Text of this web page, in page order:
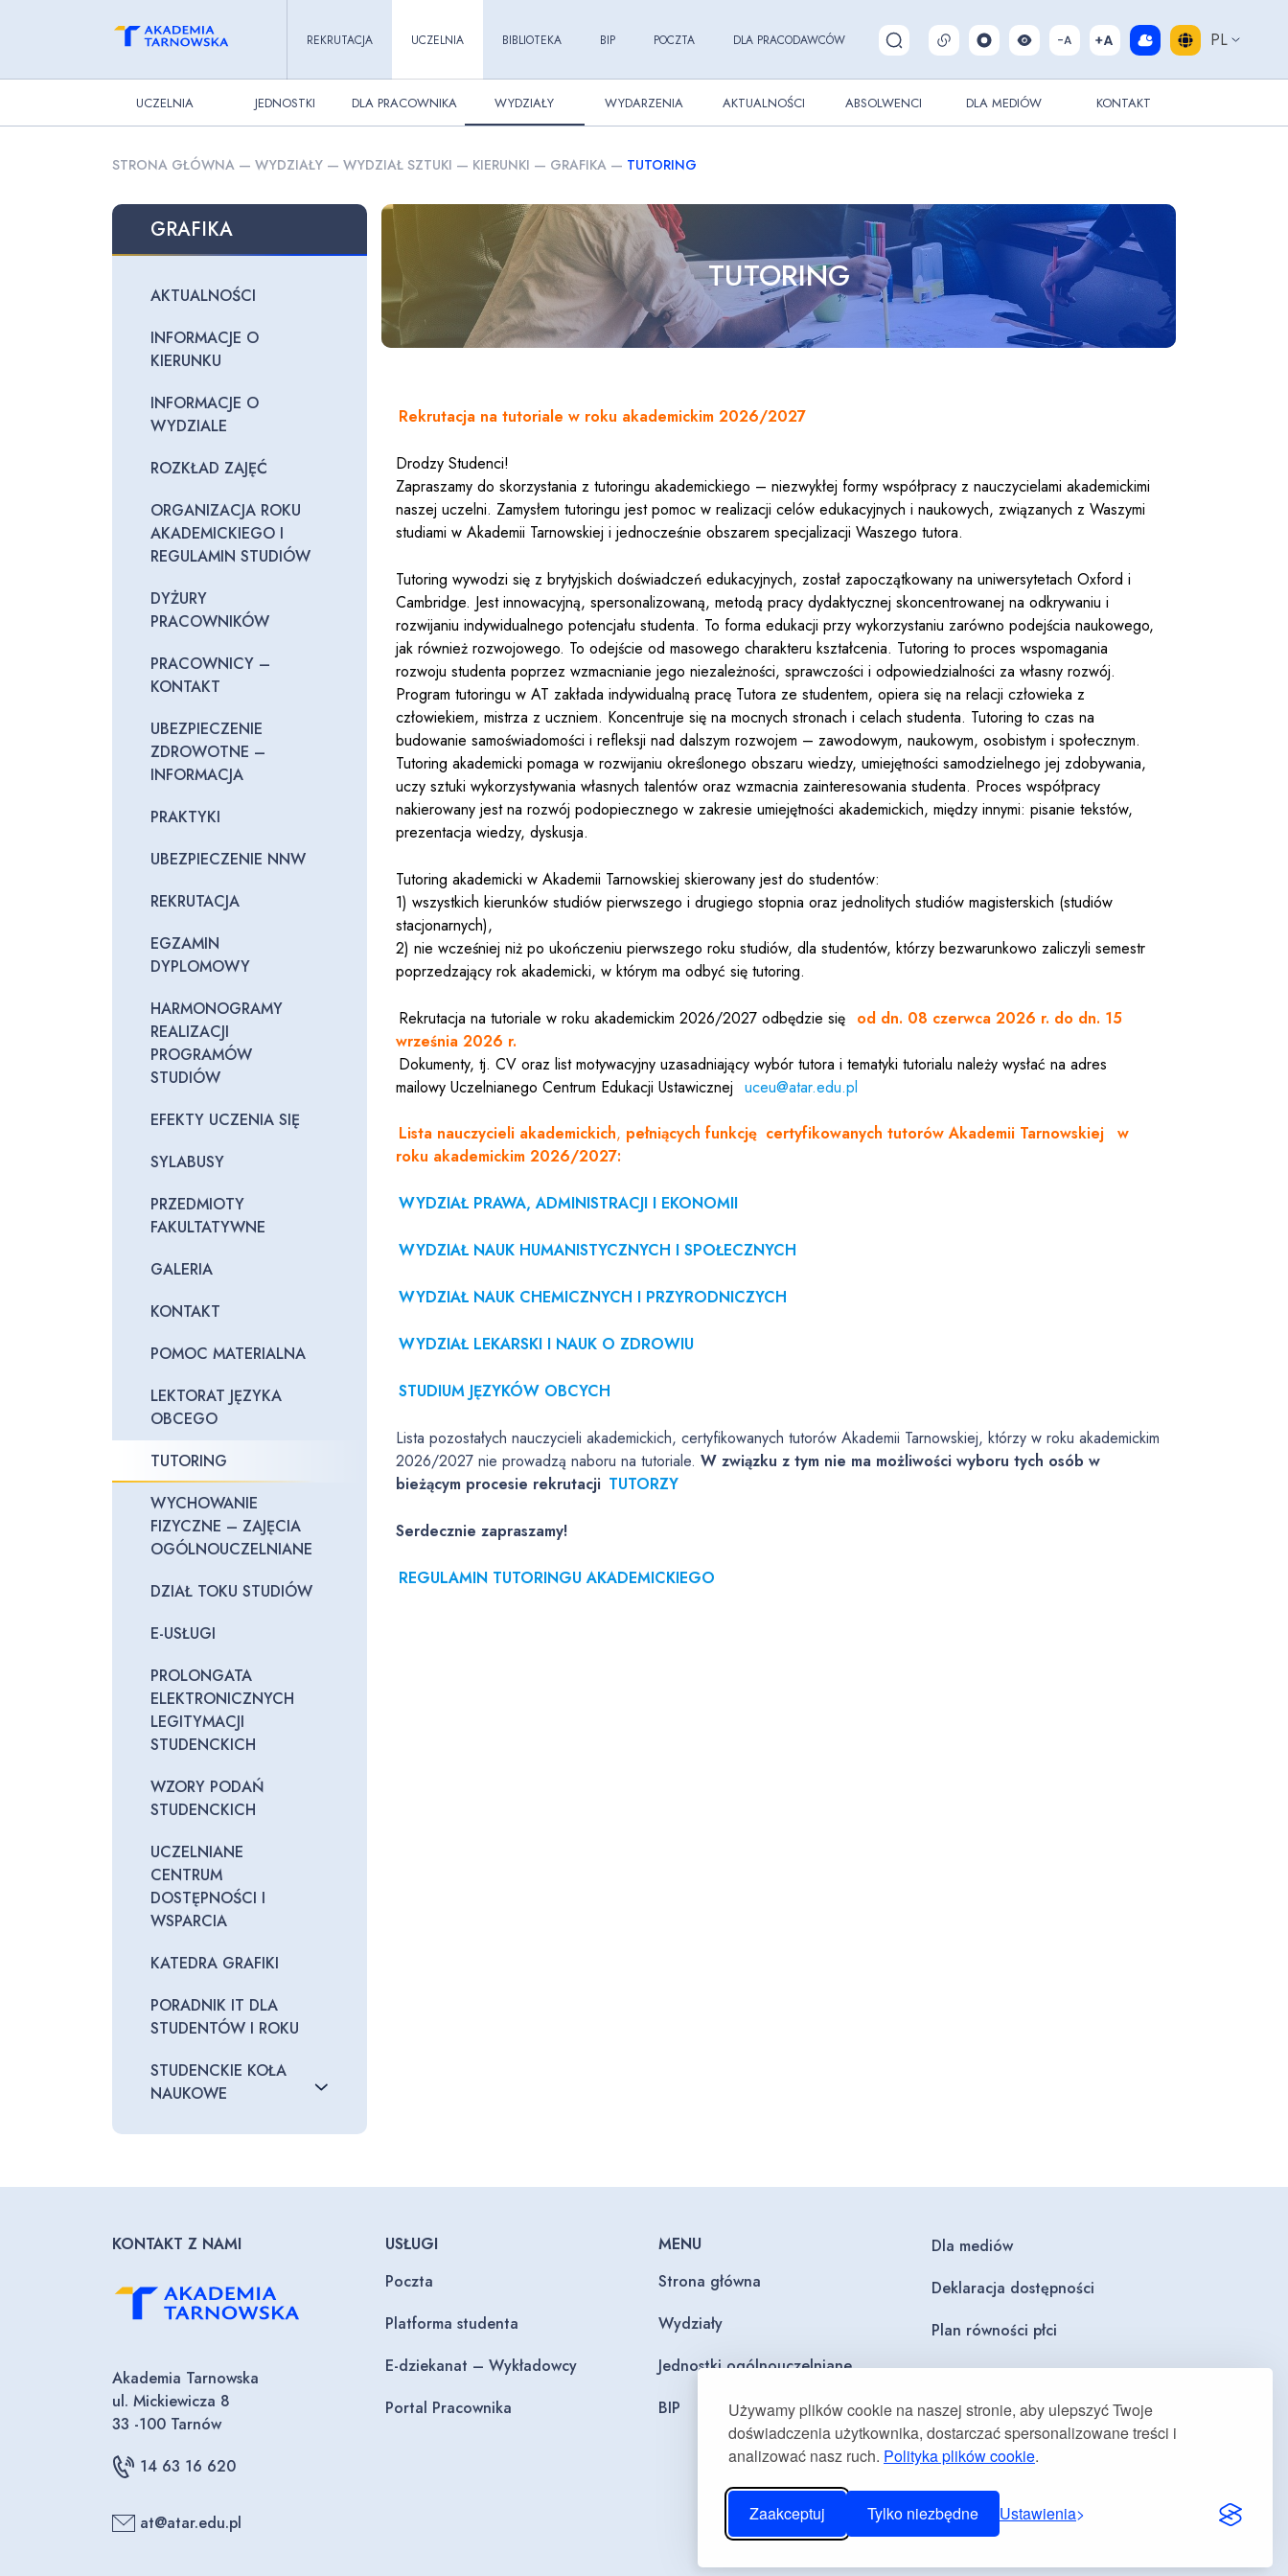
Używamy plików cookie na naszej stronie, aby ulepszyć Twoje
doświadczenia użytkownika, dostarczać spersonalizowane treści i
analizować nasz ruch. Polityka plików cookie.
Zaakceptuj Tylko niezbędne Ustawienia
REKRUTACJA UCZELNIA BIBLIOTEKA BIP POCZTA DLA PRACODAWCÓW Pokaż/ukryj wyszukiwarkę PL
UCZELNIA JEDNOSTKI DLA PRACOWNIKA WYDZIAŁY WYDARZENIA AKTUALNOŚCI ABSOLWENCI DLA MEDIÓW KONTAKT
STRONA GŁÓWNA — WYDZIAŁY — WYDZIAŁ SZTUKI — KIERUNKI — GRAFIKA — TUTORING
GRAFIKA
AKTUALNOŚCI
INFORMACJE O
KIERUNKU
INFORMACJE O
WYDZIALE
ROZKŁAD ZAJĘĆ
ORGANIZACJA ROKU
AKADEMICKIEGO I
REGULAMIN STUDIÓW
DYŻURY
PRACOWNIKÓW
PRACOWNICY –
KONTAKT
UBEZPIECZENIE
ZDROWOTNE –
INFORMACJA
PRAKTYKI
UBEZPIECZENIE NNW
REKRUTACJA
EGZAMIN
DYPLOMOWY
HARMONOGRAMY
REALIZACJI
PROGRAMÓW
STUDIÓW
EFEKTY UCZENIA SIĘ
SYLABUSY
PRZEDMIOTY
FAKULTATYWNE
GALERIA
KONTAKT
POMOC MATERIALNA
LEKTORAT JĘZYKA
OBCEGO
TUTORING
WYCHOWANIE
FIZYCZNE – ZAJĘCIA
OGÓLNOUCZELNIANE
DZIAŁ TOKU STUDIÓW
E-USŁUGI
PROLONGATA
ELEKTRONICZNYCH
LEGITYMACJI
STUDENCKICH
WZORY PODAŃ
STUDENCKICH
UCZELNIANE
CENTRUM
DOSTĘPNOŚCI I
WSPARCIA
KATEDRA GRAFIKI
PORADNIK IT DLA
STUDENTÓW I ROKU
STUDENCKIE KOŁA
NAUKOWE
TUTORING
Rekrutacja na tutoriale w roku akademickim 2026/2027
Drodzy Studenci!
Zapraszamy do skorzystania z tutoringu akademickiego – niezwykłej formy współpracy z nauczycielami akademickimi
naszej uczelni. Zamysłem tutoringu jest pomoc w realizacji celów edukacyjnych i naukowych, związanych z Waszymi
studiami w Akademii Tarnowskiej i jednocześnie obszarem specjalizacji Waszego tutora.
Tutoring wywodzi się z brytyjskich doświadczeń edukacyjnych, został zapoczątkowany na uniwersytetach Oxford i
Cambridge. Jest innowacyjną, spersonalizowaną, metodą pracy dydaktycznej skoncentrowanej na odkrywaniu i
rozwijaniu indywidualnego potencjału studenta. To forma edukacji przy wykorzystaniu zarówno podejścia naukowego,
jak również rozwojowego. To odejście od masowego charakteru kształcenia. Tutoring to proces wspomagania
rozwoju studenta poprzez wzmacnianie jego niezależności, sprawczości i odpowiedzialności za własny rozwój.
Program tutoringu w AT zakłada indywidualną pracę Tutora ze studentem, opiera się na relacji człowieka z
człowiekiem, mistrza z uczniem. Koncentruje się na mocnych stronach i celach studenta. Tutoring to czas na
budowanie samoświadomości i refleksji nad dalszym rozwojem – zawodowym, naukowym, osobistym i społecznym.
Tutoring akademicki pomaga w rozwijaniu określonego obszaru wiedzy, umiejętności samodzielnego jej zdobywania,
uczy sztuki wykorzystywania własnych talentów oraz wzmacnia zainteresowania studenta. Proces współpracy
nakierowany jest na rozwój podopiecznego w zakresie umiejętności akademickich, między innymi: pisanie tekstów,
prezentacja wiedzy, dyskusja.
Tutoring akademicki w Akademii Tarnowskiej skierowany jest do studentów:
1) wszystkich kierunków studiów pierwszego i drugiego stopnia oraz jednolitych studiów magisterskich (studiów
stacjonarnych),
2) nie wcześniej niż po ukończeniu pierwszego roku studiów, dla studentów, którzy bezwarunkowo zaliczyli semestr
poprzedzający rok akademicki, w którym ma odbyć się tutoring.
Rekrutacja na tutoriale w roku akademickim 2026/2027 odbędzie się od dn. 08 czerwca 2026 r. do dn. 15
września 2026 r.
Dokumenty, tj. CV oraz list motywacyjny uzasadniający wybór tutora i tematyki tutorialu należy wysłać na adres
mailowy Uczelnianego Centrum Edukacji Ustawicznej uceu@atar.edu.pl
Lista nauczycieli akademickich, pełniących funkcję certyfikowanych tutorów Akademii Tarnowskiej
w
roku akademickim 2026/2027:
WYDZIAŁ PRAWA, ADMINISTRACJI I EKONOMII
WYDZIAŁ NAUK HUMANISTYCZNYCH I SPOŁECZNYCH
WYDZIAŁ NAUK CHEMICZNYCH I PRZYRODNICZYCH
WYDZIAŁ LEKARSKI I NAUK O ZDROWIU
STUDIUM JĘZYKÓW OBCYCH
Lista pozostałych nauczycieli akademickich, certyfikowanych tutorów Akademii Tarnowskiej, którzy w roku akademickim
2026/2027 nie prowadzą naboru na tutoriale.W związku z tym nie ma możliwości wyboru tych osób w
bieżącym procesie rekrutacji TUTORZY
Serdecznie zapraszamy!
REGULAMIN TUTORINGU AKADEMICKIEGO
KONTAKT Z NAMI
Akademia Tarnowska
ul. Mickiewicza 8
33 -100 Tarnów
14 63 16 620
at@atar.edu.pl
USŁUGI
Poczta
Platforma studenta
E-dziekanat – Wykładowcy
Portal Pracownika
MENU
Strona główna
Wydziały
Jednostki ogólnouczelniane
BIP
Dla mediów
Deklaracja dostępności
Plan równości płci